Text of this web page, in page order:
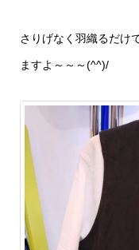
さりげなく羽織るだけ
ますよ～～～(^^)/